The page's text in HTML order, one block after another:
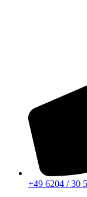
+49 6204 / 30